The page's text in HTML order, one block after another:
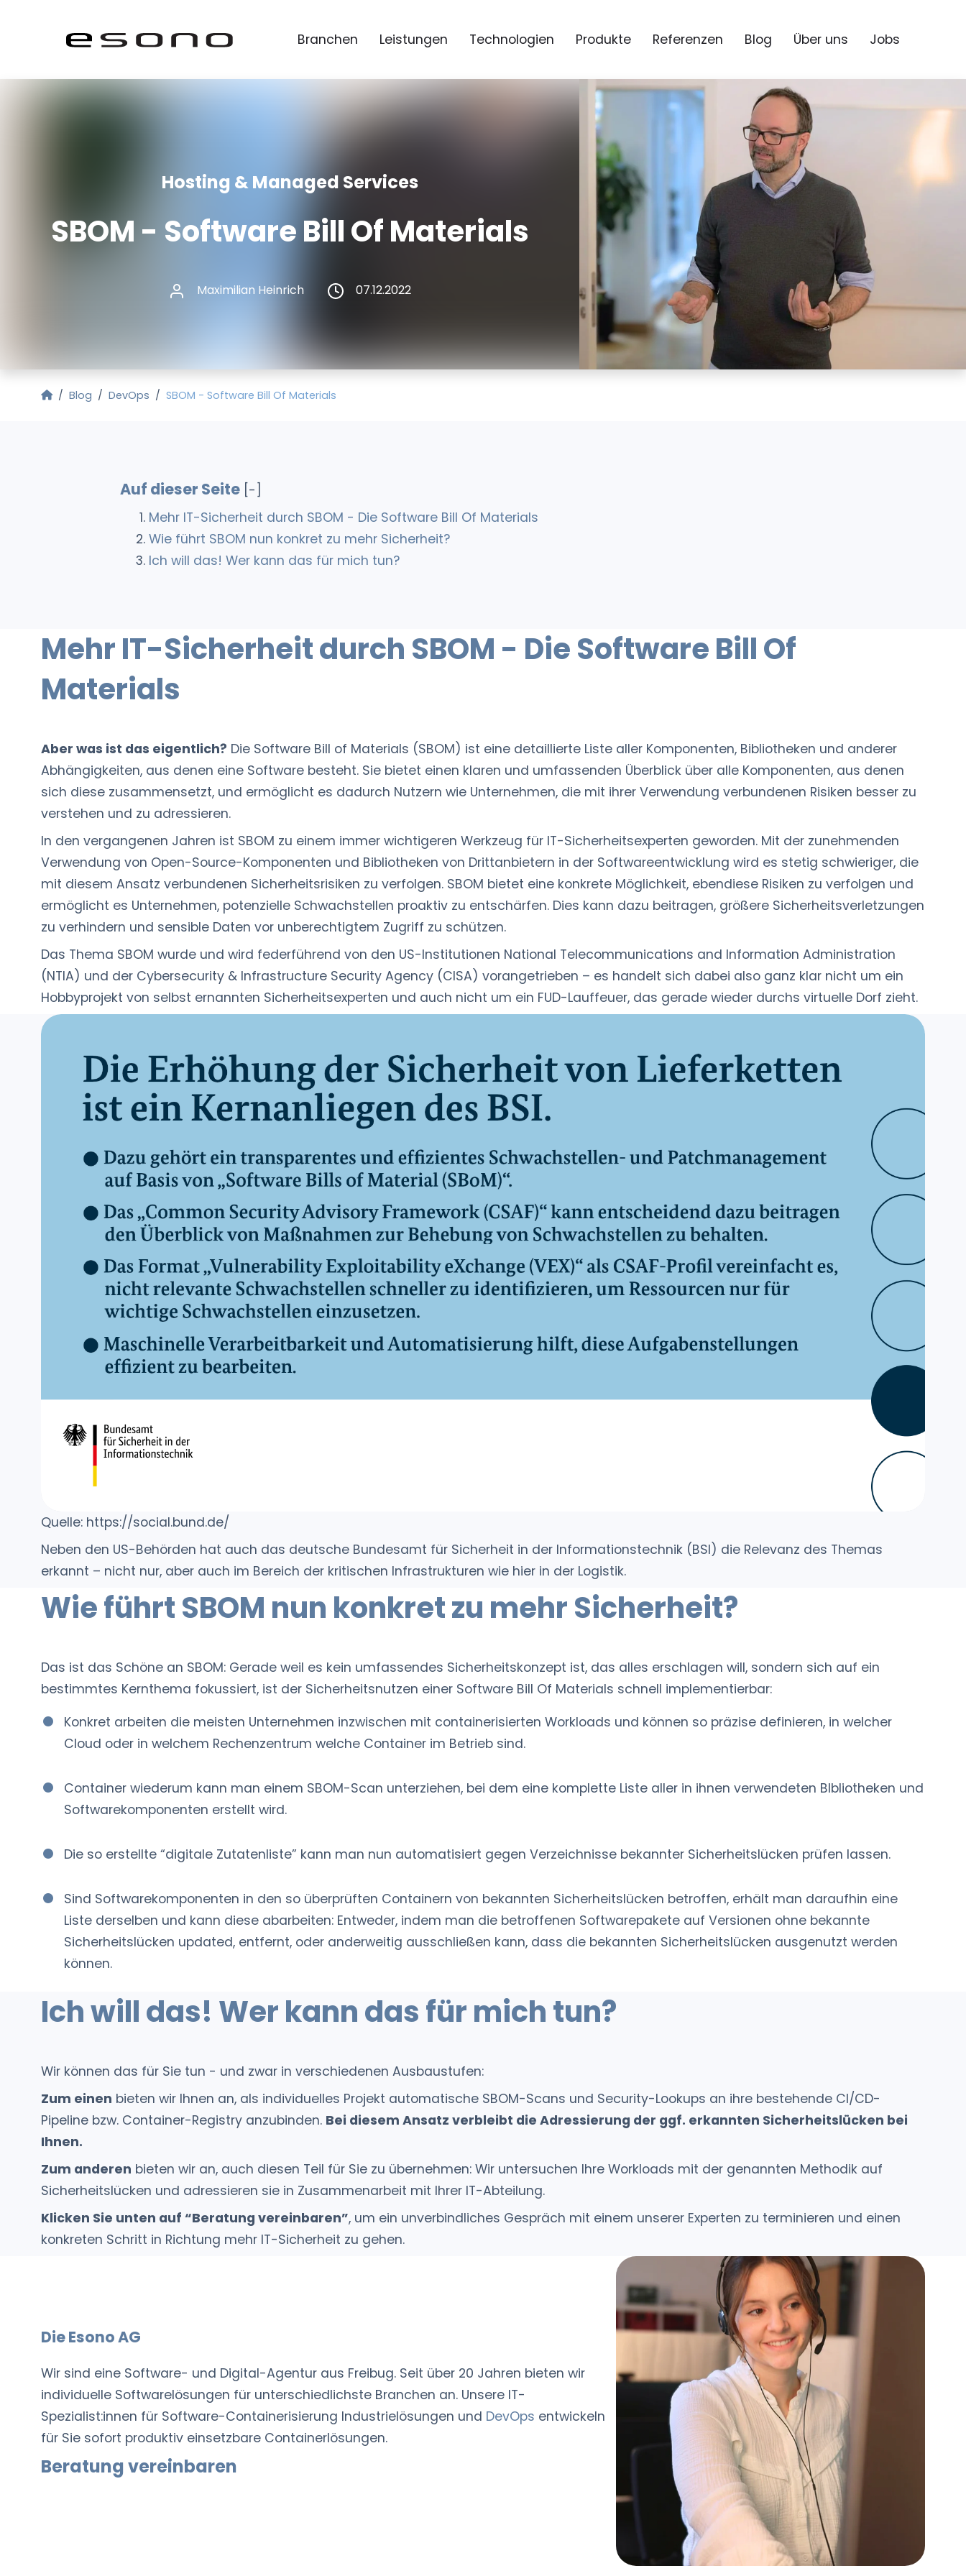
Branchen Leistungen Technologien Produkte Referenzen Blog Über uns Jobs
Hosting & Managed Services
SBOM - Software Bill Of Materials
Maximilian Heinrich 07.12.2022
Startseite
Blog DevOps SBOM - Software Bill Of Materials
Auf dieser Seite [-]
Mehr IT-Sicherheit durch SBOM - Die Software Bill Of Materials
Wie führt SBOM nun konkret zu mehr Sicherheit?
Ich will das! Wer kann das für mich tun?
Mehr IT-Sicherheit durch SBOM - Die Software Bill Of
Materials
Aber was ist das eigentlich? Die Software Bill of Materials (SBOM) ist eine detaillierte Liste aller Komponenten, Bibliotheken und anderer
Abhängigkeiten, aus denen eine Software besteht. Sie bietet einen klaren und umfassenden Überblick über alle Komponenten, aus denen
sich diese zusammensetzt, und ermöglicht es dadurch Nutzern wie Unternehmen, die mit ihrer Verwendung verbundenen Risiken besser zu
verstehen und zu adressieren.
In den vergangenen Jahren ist SBOM zu einem immer wichtigeren Werkzeug für IT-Sicherheitsexperten geworden. Mit der zunehmenden
Verwendung von Open-Source-Komponenten und Bibliotheken von Drittanbietern in der Softwareentwicklung wird es stetig schwieriger, die
mit diesem Ansatz verbundenen Sicherheitsrisiken zu verfolgen. SBOM bietet eine konkrete Möglichkeit, ebendiese Risiken zu verfolgen und
ermöglicht es Unternehmen, potenzielle Schwachstellen proaktiv zu entschärfen. Dies kann dazu beitragen, größere Sicherheitsverletzungen
zu verhindern und sensible Daten vor unberechtigtem Zugriff zu schützen.
Das Thema SBOM wurde und wird federführend von den US-Institutionen National Telecommunications and Information Administration
(NTIA) und der Cybersecurity & Infrastructure Security Agency (CISA) vorangetrieben – es handelt sich dabei also ganz klar nicht um ein
Hobbyprojekt von selbst ernannten Sicherheitsexperten und auch nicht um ein FUD-Lauffeuer, das gerade wieder durchs virtuelle Dorf zieht.
Quelle: https://social.bund.de/
Neben den US-Behörden hat auch das deutsche Bundesamt für Sicherheit in der Informationstechnik (BSI) die Relevanz des Themas
erkannt – nicht nur, aber auch im Bereich der kritischen Infrastrukturen wie hier in der Logistik.
Wie führt SBOM nun konkret zu mehr Sicherheit?
Das ist das Schöne an SBOM: Gerade weil es kein umfassendes Sicherheitskonzept ist, das alles erschlagen will, sondern sich auf ein
bestimmtes Kernthema fokussiert, ist der Sicherheitsnutzen einer Software Bill Of Materials schnell implementierbar:
Konkret arbeiten die meisten Unternehmen inzwischen mit containerisierten Workloads und können so präzise definieren, in welcher
Cloud oder in welchem Rechenzentrum welche Container im Betrieb sind.
Container wiederum kann man einem SBOM-Scan unterziehen, bei dem eine komplette Liste aller in ihnen verwendeten BIbliotheken und
Softwarekomponenten erstellt wird.
Die so erstellte “digitale Zutatenliste” kann man nun automatisiert gegen Verzeichnisse bekannter Sicherheitslücken prüfen lassen.
Sind Softwarekomponenten in den so überprüften Containern von bekannten Sicherheitslücken betroffen, erhält man daraufhin eine
Liste derselben und kann diese abarbeiten: Entweder, indem man die betroffenen Softwarepakete auf Versionen ohne bekannte
Sicherheitslücken updated, entfernt, oder anderweitig ausschließen kann, dass die bekannten Sicherheitslücken ausgenutzt werden
können.
Ich will das! Wer kann das für mich tun?
Wir können das für Sie tun - und zwar in verschiedenen Ausbaustufen:
Zum einen bieten wir Ihnen an, als individuelles Projekt automatische SBOM-Scans und Security-Lookups an ihre bestehende CI/CD-
Pipeline bzw. Container-Registry anzubinden. Bei diesem Ansatz verbleibt die Adressierung der ggf. erkannten Sicherheitslücken bei
Ihnen.
Zum anderen bieten wir an, auch diesen Teil für Sie zu übernehmen: Wir untersuchen Ihre Workloads mit der genannten Methodik auf
Sicherheitslücken und adressieren sie in Zusammenarbeit mit Ihrer IT-Abteilung.
Klicken Sie unten auf “Beratung vereinbaren”, um ein unverbindliches Gespräch mit einem unserer Experten zu terminieren und einen
konkreten Schritt in Richtung mehr IT-Sicherheit zu gehen.
Die Esono AG
Wir sind eine Software- und Digital-Agentur aus Freibug. Seit über 20 Jahren bieten wir
individuelle Softwarelösungen für unterschiedlichste Branchen an. Unsere IT-
Spezialist:innen für Software-Containerisierung Industrielösungen und DevOps entwickeln
für Sie sofort produktiv einsetzbare Containerlösungen.
Beratung vereinbaren